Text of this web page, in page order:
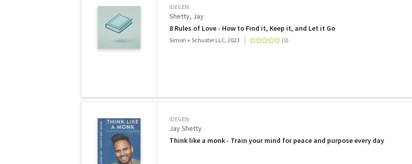
IDEGEN
Shetty, Jay
8 Rules of Love - How to Find it, Keep it, and Let it Go
Simon + Schuster LLC, 2023
IDEGEN
Jay Shetty
Think like a monk - Train your mind for peace and purpose every day